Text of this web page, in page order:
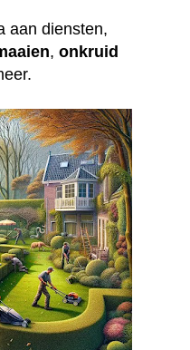
aan diensten,
, onkruid